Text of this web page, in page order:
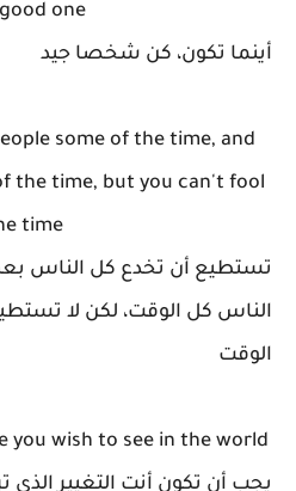
one
أينما تكون، كن شخصا جيد
some of the time, and
the time, but you can't fool
time
تستطيع أن تخدع كل الناس
الناس كل الوقت، لكن لا
الوقت
you wish to see in the world
يجب أن تكون أنت التغيير الذي